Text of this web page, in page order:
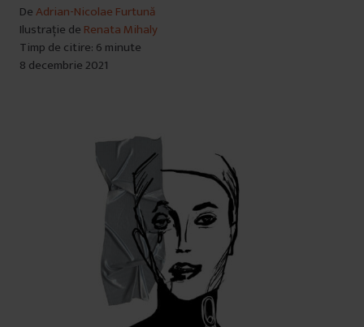
DeAdrian-Nicolae Furtună
Ilustrație de Renata Mihaly
Timp de citire: 6 minute
8 decembrie 2021